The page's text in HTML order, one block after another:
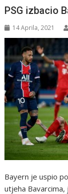
PSG izbacio
14 Aprila, 2021
Bayern je uspio
utjeha